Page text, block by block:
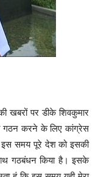
खबरों पर डीके शिवकुमार
गठन करने के लिए कांग्रेस
इस समय पूरे देश को इसकी
गठबंधन किया है। इसके